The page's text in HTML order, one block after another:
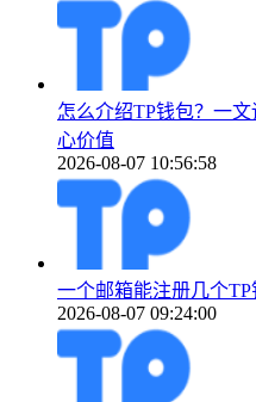
怎么介绍TP钱包？一
心价值
2026-08-07 10:56:58
一个邮箱能注册几个
2026-08-07 09:24:00